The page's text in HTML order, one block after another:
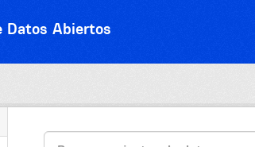
Datos Abiertos